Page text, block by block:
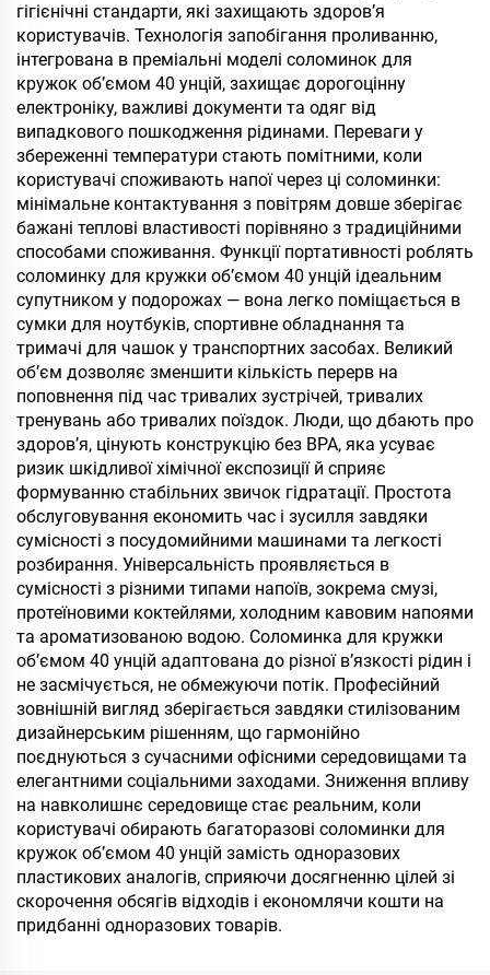
гігієнічні стандарти, які захищають здоров’я
користувачів. Технологія запобігання проливанню,
інтегрована в преміальні моделі соломинок для
кружок об’ємом 40 унцій, захищає дорогоцінну
електроніку, важливі документи та одяг від
випадкового пошкодження рідинами. Переваги у
збереженні температури стають помітними, коли
користувачі споживають напої через ці соломинки:
мінімальне контактування з повітрям довше зберігає
бажані теплові властивості порівняно з традиційними
способами споживання. Функції портативності роблять
соломинку для кружки об’ємом 40 унцій ідеальним
супутником у подорожах — вона легко поміщається в
сумки для ноутбуків, спортивне обладнання та
тримачі для чашок у транспортних засобах. Великий
об’єм дозволяє зменшити кількість перерв на
поповнення під час тривалих зустрічей, тривалих
тренувань або тривалих поїздок. Люди, що дбають про
здоров’я, цінують конструкцію без BPA, яка усуває
ризик шкідливої хімічної експозиції й сприяє
формуванню стабільних звичок гідратації. Простота
обслуговування економить час і зусилля завдяки
сумісності з посудомийними машинами та легкості
розбирання. Універсальність проявляється в
сумісності з різними типами напоїв, зокрема смузі,
протеїновими коктейлями, холодним кавовим напоями
та ароматизованою водою. Соломинка для кружки
об’ємом 40 унцій адаптована до різної в’язкості рідин і
не засмічується, не обмежуючи потік. Професійний
зовнішній вигляд зберігається завдяки стилізованим
дизайнерським рішенням, що гармонійно
поєднуються з сучасними офісними середовищами та
елегантними соціальними заходами. Зниження впливу
на навколишнє середовище стає реальним, коли
користувачі обирають багаторазові соломинки для
кружок об’ємом 40 унцій замість одноразових
пластикових аналогів, сприяючи досягненню цілей зі
скорочення обсягів відходів і економлячи кошти на
придбанні одноразових товарів.